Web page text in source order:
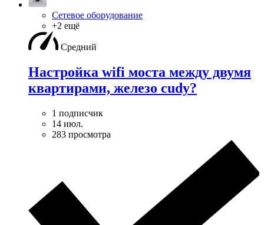
Сетевое оборудование
+2 ещё
Средний
Настройка wifi моста между двумя
квартирами, железо cudy?
1 подписчик
14 июл.
283 просмотра